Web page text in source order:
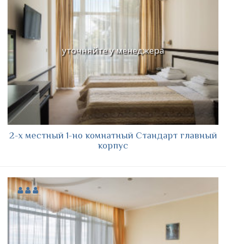
уточняйте у менеджера
2-х местный 1-но комнатный Стандарт главный
корпус